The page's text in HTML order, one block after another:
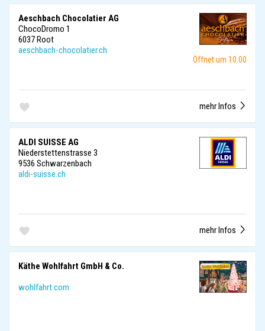
Aeschbach Chocolatier AG
ChocoDromo 1
6037 Root
aeschbach-chocolatier.ch
Öffnet um 10:00
mehr Infos
ALDI SUISSE AG
Niederstettenstrasse 3
9536 Schwarzenbach
aldi-suisse.ch
mehr Infos
Käthe Wohlfahrt GmbH & Co.
wohlfahrt.com